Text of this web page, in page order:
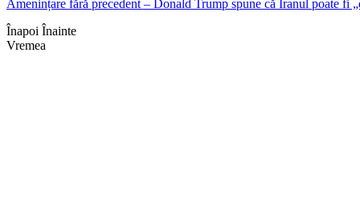
Amenințare fără precedent – Donald Trump spune că Iranul poate fi
Înapoi Înainte
Vremea